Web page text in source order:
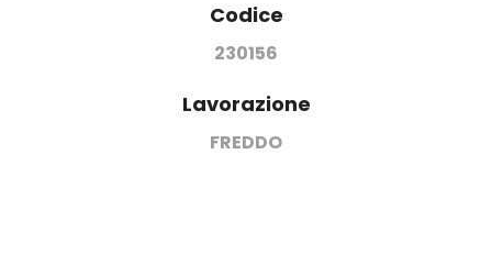
Codice
230156
Lavorazione
FREDDO